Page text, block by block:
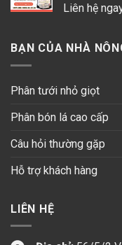
Liên hệ
BẠN CỦA NHÀ
Phân tưới nhỏ giọt
Phân bón lá cao cấp
Câu hỏi thường gặp
Hỗ trợ khách hàng
LIÊN HỆ